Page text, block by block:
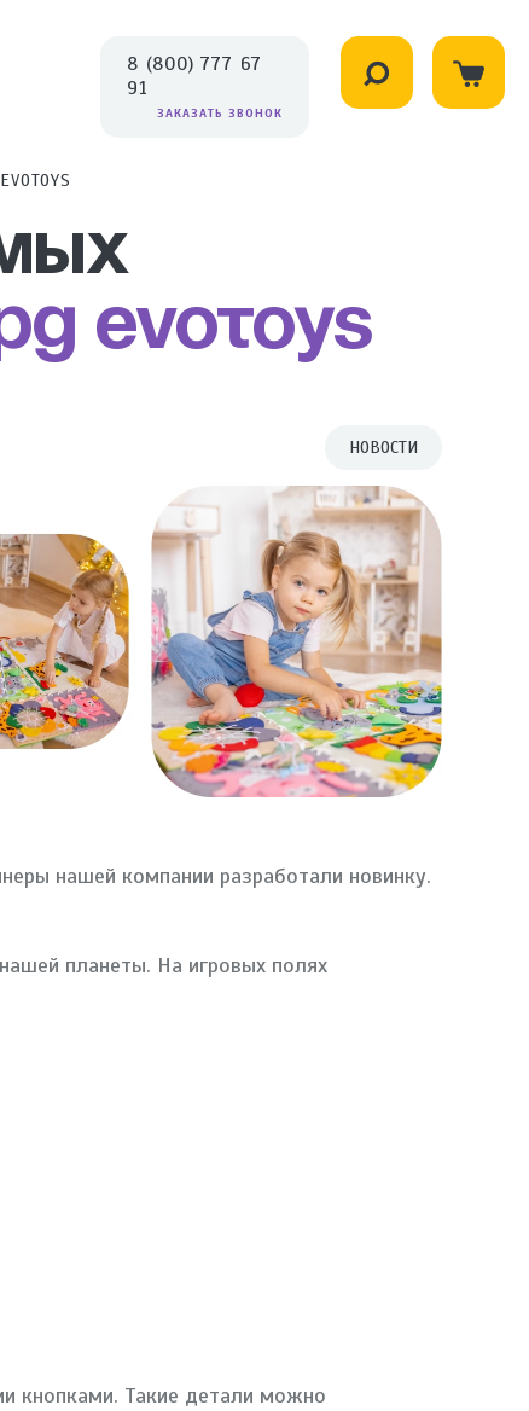
8 (800) 777 67
91
ЗАКАЗАТЬ ЗВОНОК
Evotoys
НОВОСТИ
нашей компании разработали новинку.
планеты. На игровых полях
кнопками. Такие детали можно